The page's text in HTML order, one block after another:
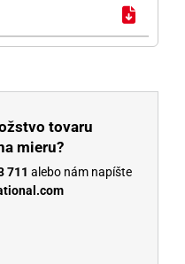
tovaru
mieru?
711 alebo nám napíšte